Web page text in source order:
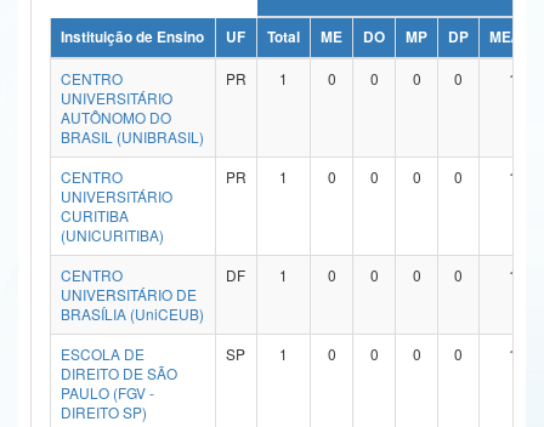
Ministério da Ciência, Tecnologia, Inovações e Comunicações
Ministério do Meio Ambiente
Ministério do Turismo
Ministério do Desenvolvimento Regional
Controladoria-Geral da União
Ministério da Mulher, da Família e dos Direitos Humanos
Secretaria-Geral
Secretaria de Governo
Gabinete de Segurança Institucional
Instituição de Ensino UF Total ME DO MP DP
ME/DO
CENTRO
UNIVERSITÁRIO
AUTÔNOMO DO
BRASIL (UNIBRASIL)
PR 1 0 0 0 0 1
CENTRO
UNIVERSITÁRIO
CURITIBA
(UNICURITIBA)
PR 1 0 0 0 0 1
CENTRO
UNIVERSITÁRIO DE
BRASÍLIA (UniCEUB)
DF 1 0 0 0 0 1
ESCOLA DE
DIREITO DE SÃO
PAULO (FGV -
DIREITO SP)
SP 1 0 0 0 0 1